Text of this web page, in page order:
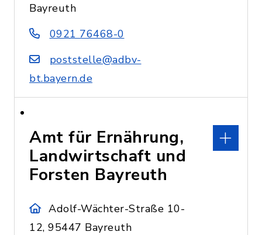
Bayreuth
0921 76468-0
poststelle@adbv-
bt.bayern.de
Amt für Ernährung,
Landwirtschaft und
Forsten Bayreuth
Adolf-Wächter-Straße 10-
12, 95447 Bayreuth